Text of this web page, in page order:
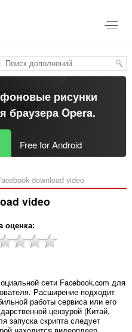
рисунки
браузера Opera.
Free for Android
download video‎
video
оценка
сети Facebook.com для
Расширение подходит
работы сервиса или его
цензурой (Китай,
запуска скрипта следует